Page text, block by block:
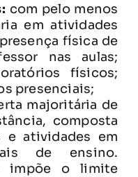
com pelo menos
em atividades
física de
nas aulas;
físicos;
presenciais;
majoritária de
composta
e atividades em
de ensino.
impõe o limite